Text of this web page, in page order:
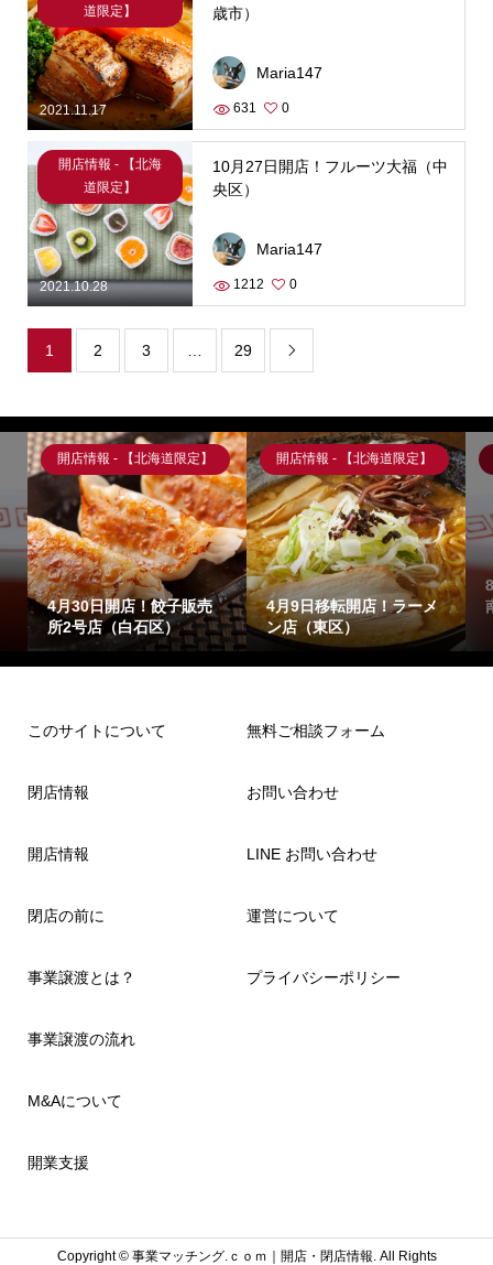
2021.11.17
道限定】
歳市）
Maria147
631 0
2021.10.28
開店情報 - 【北海
道限定】
10月27日開店！フルーツ大福（中
央区）
Maria147
1212 0
1 2 3 29 
開店情報 - 【北海道限定】
4月30日開店！餃子販売
所2号店（白石区）
開店情報 - 【北海道限定】
4月9日移転開店！ラーメ
ン店（東区）
このサイトについて
閉店情報
開店情報
閉店の前に
事業譲渡とは？
事業譲渡の流れ
M&Aについて
開業支援
無料ご相談フォーム
お問い合わせ
LINE お問い合わせ
運営について
プライバシーポリシー
Copyright ©事業マッチング.ｃｏｍ｜開店・閉店情報. All Rights